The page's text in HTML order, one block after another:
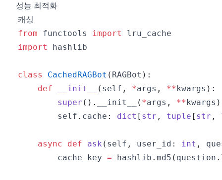
성능 최적화
캐싱
from functools import
import
class CachedRAGBot ( RAGBot ) :
def
__init__ ( self , *args , **kwargs ) :
super ( ) . __init__ ( *args , **kwargs )
        self
. cache : dict [ str , tuple [ str ,
async def ask ( self , user_id : int ,
        cache_key
= hashlib . md5 ( question .